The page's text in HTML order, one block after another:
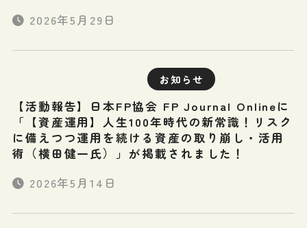
2026年5月29日
お知らせ
【活動報告】日本FP協会 FP Journal Onlineに
「【資産運用】人生100年時代の新常識！リスク
に備えつつ運用を続ける資産の取り崩し・活用
術（横田健一氏）」が掲載されました！
2026年5月14日